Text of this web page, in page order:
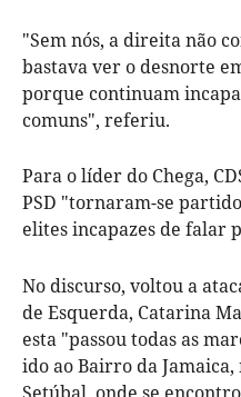
"Sem nós, a direita não
bastava ver o desnorte
porque continuam
comuns", referiu.
Para o líder do Chega,
PSD "tornaram-se
elites incapazes de falar
No discurso, voltou a
de Esquerda, Catarina
esta "passou todas as
ido ao Bairro da